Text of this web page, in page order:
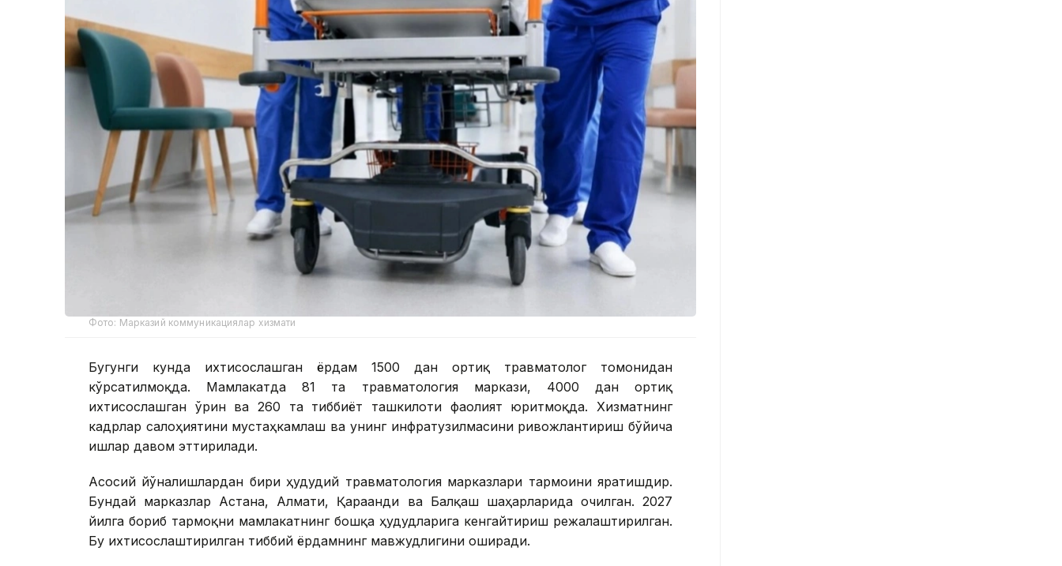
Фото: Марказий коммуникациялар хизмати
Бугунги кунда ихтисослашган ёрдам 1500 дан ортиқ травматолог томонидан
кўрсатилмоқда. Мамлакатда 81 та травматология маркази, 4000 дан ортиқ
ихтисослашган ўрин ва 260 та тиббиёт ташкилоти фаолият юритмоқда. Хизматнинг
кадрлар салоҳиятини мустаҳкамлаш ва унинг инфратузилмасини ривожлантириш бўйича
ишлар давом эттирилади.
Асосий йўналишлардан бири ҳудудий травматология марказлари тармоғини яратишдир.
Бундай марказлар Астана, Алмати, Қарағанди ва Балқаш шаҳарларида очилган. 2027
йилга бориб тармоқни мамлакатнинг бошқа ҳудудларига кенгайтириш режалаштирилган.
Бу ихтисослаштирилган тиббий ёрдамнинг мавжудлигини оширади.